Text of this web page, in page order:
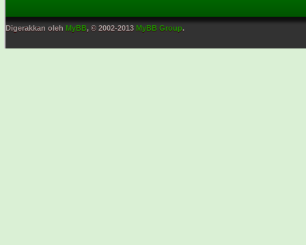
Digerakkan oleh MyBB, © 2002-2013 MyBB Group.